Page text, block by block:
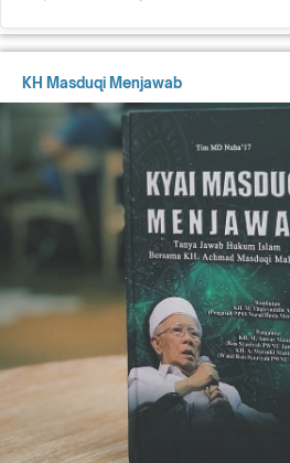
KH Masduqi Menjawab